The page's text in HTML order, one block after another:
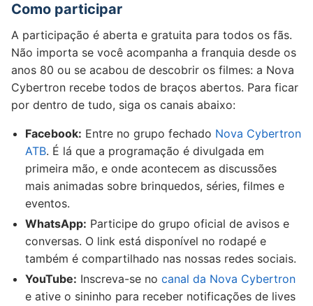
Como participar
A participação é aberta e gratuita para todos os fãs.
Não importa se você acompanha a franquia desde os
anos 80 ou se acabou de descobrir os filmes: a Nova
Cybertron recebe todos de braços abertos. Para ficar
por dentro de tudo, siga os canais abaixo:
Facebook: Entre no grupo fechado Nova Cybertron
ATB. É lá que a programação é divulgada em
primeira mão, e onde acontecem as discussões
mais animadas sobre brinquedos, séries, filmes e
eventos.
WhatsApp: Participe do grupo oficial de avisos e
conversas. O link está disponível no rodapé e
também é compartilhado nas nossas redes sociais.
YouTube: Inscreva-se no canal da Nova Cybertron
e ative o sininho para receber notificações de lives